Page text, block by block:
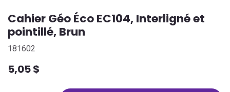
Cahier Géo Éco EC104, Interligné et
pointillé, Brun
181602
5,05$